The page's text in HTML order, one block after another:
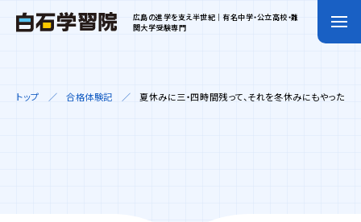
広島の進学を支え半世紀｜有名中学・公立高校・難
関大学受験専門
トップ 合格体験記 夏休みに三・四時間残って、それを冬休みにもやった